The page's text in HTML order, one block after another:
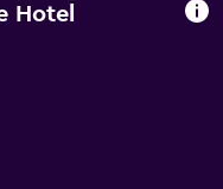
Hotel